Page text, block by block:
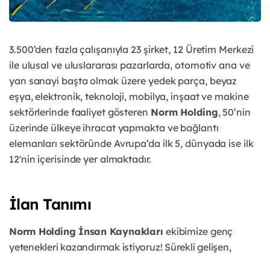
3.500’den fazla çalışanıyla 23 şirket, 12 Üretim Merkezi
ile ulusal ve uluslararası pazarlarda, otomotiv ana ve
yan sanayi başta olmak üzere yedek parça, beyaz
eşya, elektronik, teknoloji, mobilya, inşaat ve makine
sektörlerinde faaliyet gösteren Norm Holding, 50’nin
üzerinde ülkeye ihracat yapmakta ve bağlantı
elemanları sektöründe Avrupa’da ilk 5, dünyada ise ilk
12'nin içerisinde yer almaktadır.
İlan Tanımı
Norm Holding İnsan Kaynaklarıekibimize genç
yetenekleri kazandırmak istiyoruz! Sürekli gelişen,